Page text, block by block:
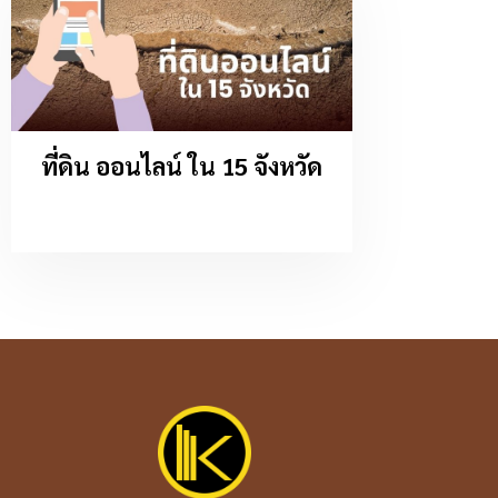
ที่ดิน ออนไลน์ ใน 15 จังหวัด